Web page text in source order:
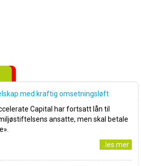
med kraftig omsetningsløft
Capital har fortsatt lån til
ansatte, men skal betale
..les mer